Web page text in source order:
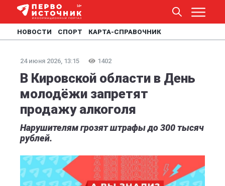
НОВОСТИ СПОРТ КАРТА-СПРАВОЧНИК
24 июня 2026, 13:15 1402
В Кировской области в День
молодёжи запретят
продажу алкоголя
Нарушителям грозят штрафы до 300 тысяч
рублей.